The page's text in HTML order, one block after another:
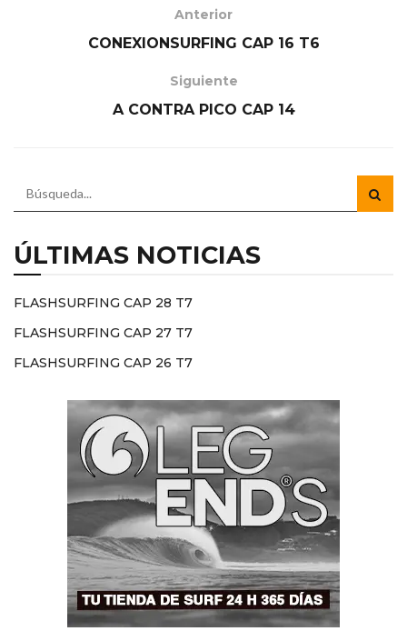
Anterior
CONEXIONSURFING CAP 16 T6
Siguiente
A CONTRA PICO CAP 14
ÚLTIMAS NOTICIAS
FLASHSURFING CAP 28 T7
FLASHSURFING CAP 27 T7
FLASHSURFING CAP 26 T7